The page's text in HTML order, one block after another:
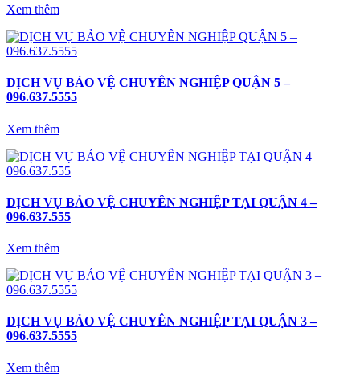
Xem thêm
DỊCH VỤ BẢO VỆ CHUYÊN NGHIỆP QUẬN 5 –
096.637.5555
Xem thêm
DỊCH VỤ BẢO VỆ CHUYÊN NGHIỆP TẠI QUẬN 4 –
096.637.555
Xem thêm
DỊCH VỤ BẢO VỆ CHUYÊN NGHIỆP TẠI QUẬN 3 –
096.637.5555
Xem thêm